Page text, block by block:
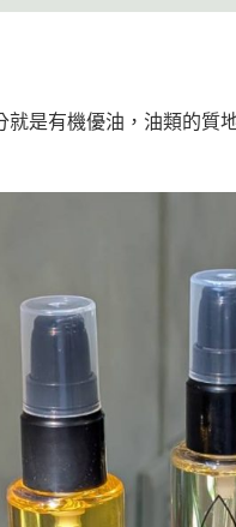
是有機優油，油類的質